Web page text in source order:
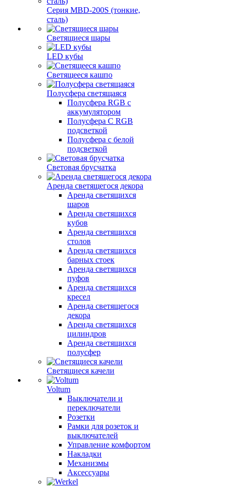
Серия MBD-200S (тонкие,
сталь)
Светящиеся шары
LED кубы
Светящееся кашпо
Полусфера светящаяся
Полусфера RGB с
аккумулятором
Полусфера С RGB
подсветкой
Полусфера с белой
подсветкой
Световая брусчатка
Аренда светящегося декора
Аренда светящихся
шаров
Аренда светящихся
кубов
Аренда светящихся
столов
Аренда светящихся
барных стоек
Аренда светящихся
пуфов
Аренда светящихся
кресел
Аренда светящегося
декора
Аренда светящихся
цилиндров
Аренда светящихся
полусфер
Светящиеся качели
Voltum
Выключатели и
переключатели
Розетки
Рамки для розеток и
выключателей
Управление комфортом
Накладки
Механизмы
Аксессуары